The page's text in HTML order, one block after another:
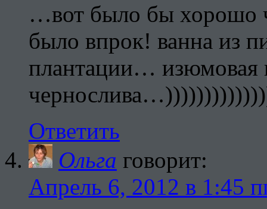
…вот было бы хорошо
было впрок! ванна из
плантации… изюмовая
Ответить
Ольга говорит:
Апрель 6, 2012 в 1:45